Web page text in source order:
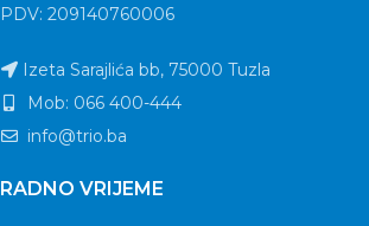
PDV: 209140760006
Izeta Sarajlića bb, 75000 Tuzla
Mob: 066 400-444
info@trio.ba
RADNO VRIJEME